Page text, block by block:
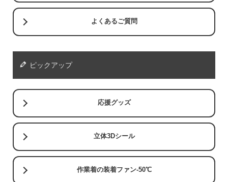
よくあるご質問
ピックアップ
応援グッズ
立体3Dシール
作業着の装着ファン-50℃